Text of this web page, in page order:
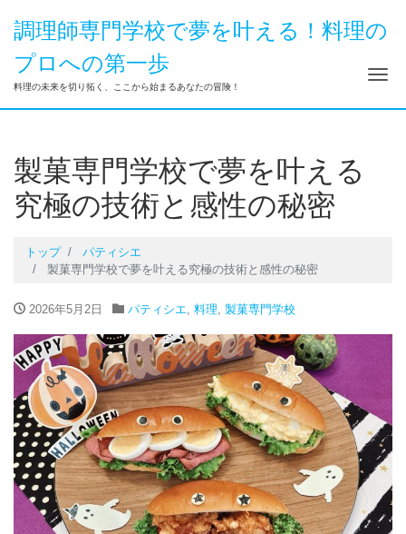
調理師専門学校で夢を叶える！料理の
プロへの第一歩
料理の未来を切り拓く、ここから始まるあなたの冒険！ ナ
製菓専門学校で夢を叶える
究極の技術と感性の秘密
トップ
パティシエ
製菓専門学校で夢を叶える究極の技術と感性の秘密
2026年5月2日 パティシエ, 料理, 製菓専門学校